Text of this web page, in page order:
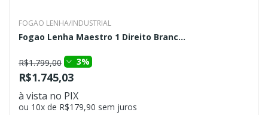
FOGAO LENHA/INDUSTRIAL
Fogao Lenha Maestro 1 Direito Branc...
R$1.799,00 3%
R$1.745,03
à vista no PIX
ou 10x de R$179,90 sem juros